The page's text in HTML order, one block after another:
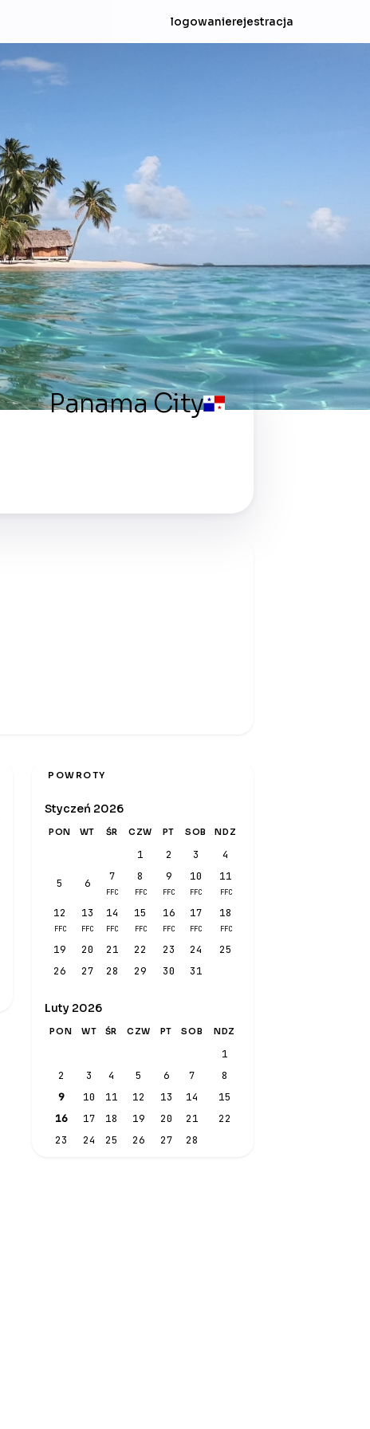
logowanierejestracja
Panama City
POWROTY
Styczeń 2026
PON WT ŚR CZW PT SOB NDZ
1 2 3 4
5 6
7
FFC
8
FFC
9
FFC
10
FFC
11
FFC
12
FFC
13
FFC
14
FFC
15
FFC
16
FFC
17
FFC
18
FFC
19 20 21 22 23 24
25
26
27 28 29 30 31
Luty 2026
PON WT ŚR CZW PT SOB NDZ
1
2
3 4 5 6 7
8
9
10 11 12 13 14
15
16
17 18 19 20 21
22
23
24 25 26 27 28